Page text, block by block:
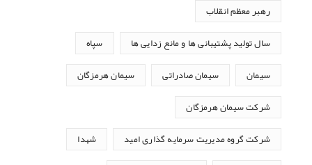
رهبر معظم انقلاب
سال تولید پشتیبانی ها و مانع زدایی ها سپاه
سیمان سیمان صادراتی سیمان هرمزگان
شرکت سیمان هرمزگان
شرکت گروه مدیریت سرمایه گذاری امید شهدا